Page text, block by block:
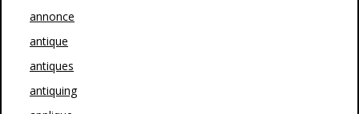
annonce
antique
antiques
antiquing